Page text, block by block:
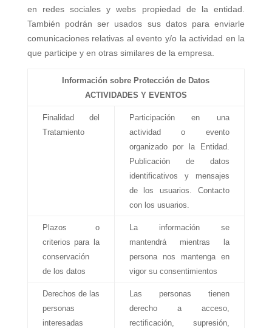
en redes sociales y webs propiedad de la entidad.
También podrán ser usados sus datos para enviarle
comunicaciones relativas al evento y/o la actividad en la
que participe y en otras similares de la empresa.
Información sobre Protección de Datos
ACTIVIDADES Y EVENTOS
Finalidad del
Tratamiento
Participación en una
actividad o evento
organizado por la Entidad.
Publicación de datos
identificativos y mensajes
de los usuarios. Contacto
con los usuarios.
Plazos o
criterios para la
conservación
de los datos
La información se
mantendrá mientras la
persona nos mantenga en
vigor su consentimientos
Derechos de las
personas
interesadas
Las personas tienen
derecho a acceso,
rectificación, supresión,